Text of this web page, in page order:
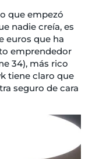
que empezó
nadie creía, es
euros que ha
emprendedor
34), más rico
tiene claro que
seguro de cara